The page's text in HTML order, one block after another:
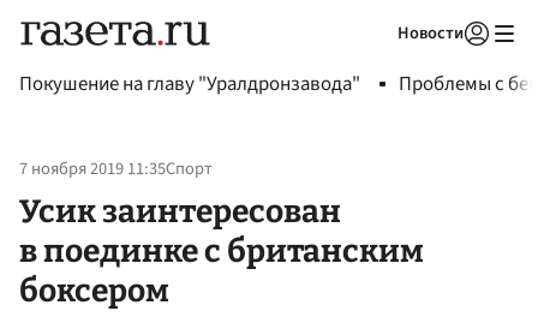
Новости
Покушение на главу "Уралдронзавода" Проблемы с
7 ноября 2019 11:35Спорт
Усик заинтересован
в поединке с британским
боксером